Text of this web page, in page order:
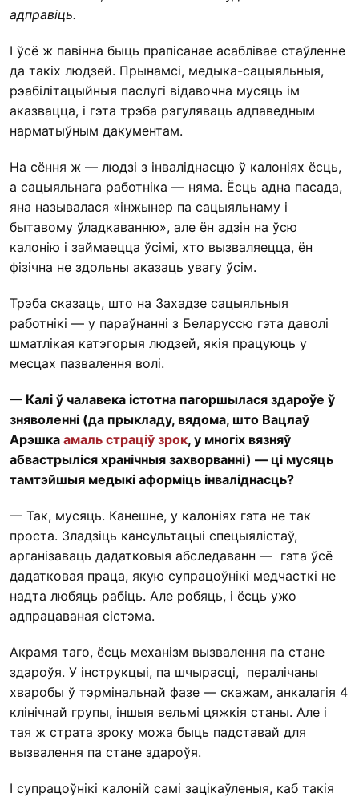
адправіць.
І ўсё ж павінна быць прапісанае асаблівае стаўленне
да такіх людзей. Прынамсі, медыка-сацыяльныя,
рэабілітацыйныя паслугі відавочна мусяць ім
аказвацца, і гэта трэба рэгуляваць адпаведным
нарматыўным дакументам.
На сёння ж — людзі з інваліднасцю ў калоніях ёсць,
а сацыяльнага работніка — няма. Ёсць адна пасада,
яна называлася «інжынер па сацыяльнаму і
бытавому ўладкаванню», але ён адзін на ўсю
калонію і займаецца ўсімі, хто вызваляецца, ён
фізічна не здольны аказаць увагу ўсім.
Трэба сказаць, што на Захадзе сацыяльныя
работнікі — у параўнанні з Беларуссю гэта даволі
шматлікая катэгорыя людзей, якія працуюць у
месцах пазвалення волі.
— Калі ў чалавека істотна пагоршылася здароўе ў
зняволенні (да прыкладу, вядома, што Вацлаў
Арэшка амаль страціў зрок, у многіх вязняў
абвастрыліся хранічныя захворванні) — ці мусяць
тамтэйшыя медыкі аформіць інваліднасць?
— Так, мусяць. Канешне, у калоніях гэта не так
проста. Зладзіць кансультацыі спецыялістаў,
арганізаваць дадатковыя абследаванн — гэта ўсё
дадатковая праца, якую супрацоўнікі медчасткі не
надта любяць рабіць. Але робяць, і ёсць ужо
адпрацаваная сістэма.
Акрамя таго, ёсць механізм вызвалення па стане
здароўя. У інструкцыі, па шчырасці, пералічаны
хваробы ў тэрмінальнай фазе — скажам, анкалагія 4
клінічнай групы, іншыя вельмі цяжкія станы. Але і
тая ж страта зроку можа быць падставай для
вызвалення па стане здароўя.
І супрацоўнікі калоній самі зацікаўленыя, каб такія